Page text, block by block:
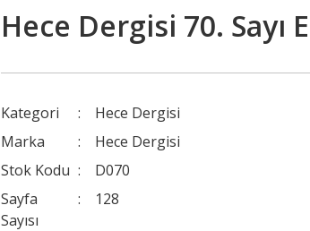
Hece Dergisi 70. Sayı
Kategori
Hece Dergisi
Marka
Hece Dergisi
Stok Kodu
D070
Sayfa
Sayısı
128